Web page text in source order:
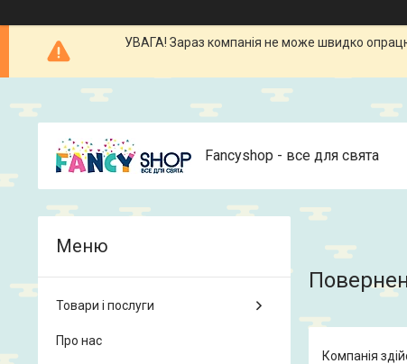
УВАГА! Зараз компанія не може швидко
Fancyshop - все для свята
Компанія
Товари і послуги
Про нас